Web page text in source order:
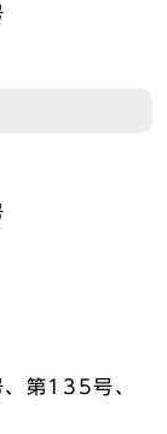
第135号、